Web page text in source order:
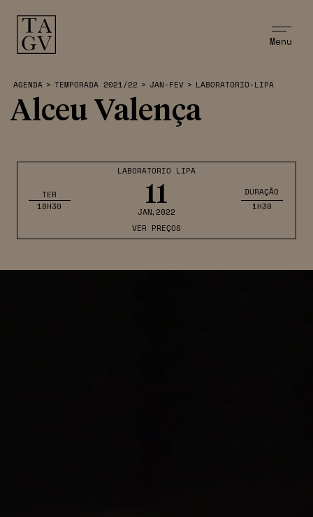
Menu
LABORATÓRIO LIPA
11
JAN,2022
TER
18H30
DURAÇÃO
1H30
VER PREÇOS
AGENDA > TEMPORADA 2021/22 > JAN-FEV > LABORATORIO-LIPA
Alceu Valença